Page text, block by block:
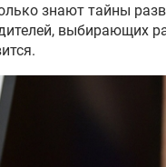
знают тайны
выбирающих